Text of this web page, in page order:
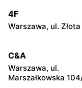
POLOmarket
POLOmarket
Turek, ul.
4F
Warszawa, ul.
C&A
Warszawa, ul.
Marszałkowska